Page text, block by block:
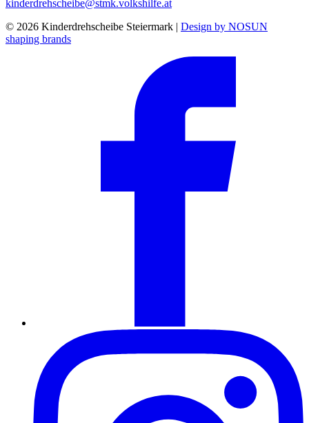
kinderdrehscheibe@stmk.volkshilfe.at
© 2026 Kinderdrehscheibe Steiermark | Design by NOSUN
shaping brands